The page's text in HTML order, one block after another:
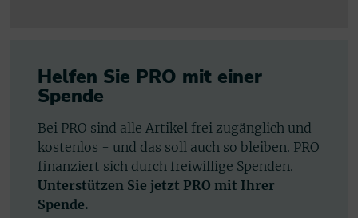
Helfen Sie PRO mit einer
Spende
Bei PRO sind alle Artikel frei zugänglich und
kostenlos - und das soll auch so bleiben. PRO
finanziert sich durch freiwillige Spenden.
Unterstützen Sie jetzt PRO mit Ihrer
Spende.